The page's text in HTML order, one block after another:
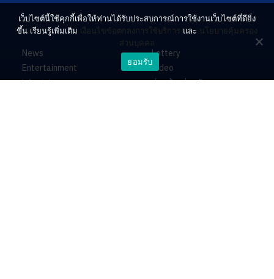
News
Entertainment
Lifestyle
Lottery
Video
ร่วมด้วยช่วยกัน
เว็บไซต์นี้ใช้คุกกี้เพื่อให้ท่านได้รับประสบการณ์การใช้งานเว็บไซต์ที่ดียิ่ง
ขึ้น เรียนรู้เพิ่มเติม เงื่อนไขข้อตกลงการใช้บริการ และ นโยบายคุ้มครอง
ส่วนบุคคล
ยอมรับ